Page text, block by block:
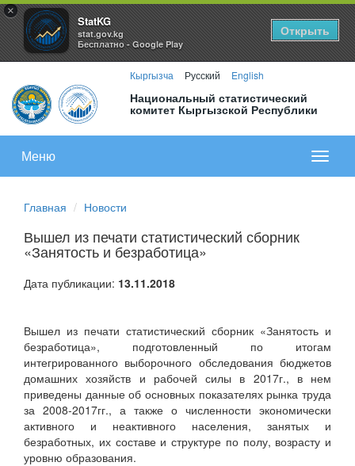
×
StatKG
stat.gov.kg
Бесплатно - Google Play
Открыть
Кыргызча Русский English
Национальный статистический
комитет Кыргызской Республики
меню
Меню
Главная Новости
Вышел из печати статистический сборник
«Занятость и безработица»
Дата публикации: 13.11.2018
Вышел из печати статистический сборник «Занятость и
безработица», подготовленный по итогам
интегрированного выборочного обследования бюджетов
домашних хозяйств и рабочей силы в 2017г., в нем
приведены данные об основных показателях рынка труда
за 2008-2017гг., а также о численности экономически
активного и неактивного населения, занятых и
безработных, их составе и структуре по полу, возрасту и
уровню образования.